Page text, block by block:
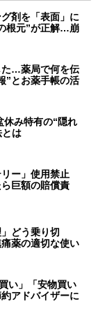
剤を「表面」に
根元”が正解…崩
た…薬局で何を伝
”とお薬手帳の活
休み特有の“隠れ
は
リー」使用禁止
巨額の賠償責
どう乗り切
薬の適切な使い
い」「安物買い
アドバイザーに